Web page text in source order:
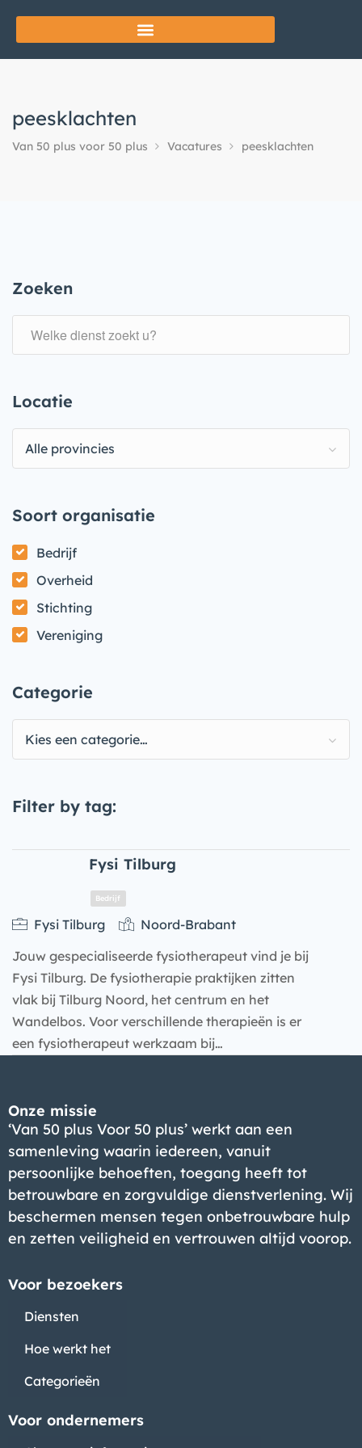
peesklachten
Van 50 plus voor 50 plus Vacatures peesklachten
Zoeken
Locatie
Alle provincies
Soort organisatie
Bedrijf
Overheid
Stichting
Vereniging
Categorie
Kies een categorie…
Filter by tag:
Fysi Tilburg
Bedrijf
Fysi Tilburg
Noord-Brabant
Jouw gespecialiseerde fysiotherapeut vind je bij
Fysi Tilburg. De fysiotherapie praktijken zitten
vlak bij Tilburg Noord, het centrum en het
Wandelbos. Voor verschillende therapieën is er
een fysiotherapeut werkzaam bij…
Onze missie
‘Van 50 plus Voor 50 plus’ werkt aan een
samenleving waarin iedereen, vanuit
persoonlijke behoeften, toegang heeft tot
betrouwbare en zorgvuldige dienstverlening. Wij
beschermen mensen tegen onbetrouwbare hulp
en zetten veiligheid en vertrouwen altijd voorop.
Voor bezoekers
Diensten
Hoe werkt het
Categorieën
Voor ondernemers